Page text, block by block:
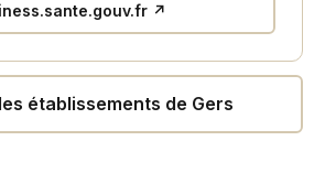
↗
établissements de Gers